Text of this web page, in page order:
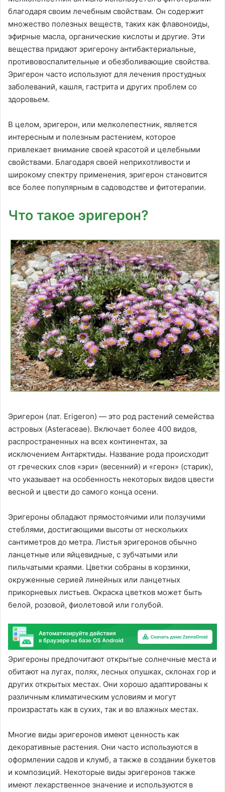
благодаря своим лечебным свойствам. Он содержит
множество полезных веществ, таких как флавоноиды,
эфирные масла, органические кислоты и другие. Эти
вещества придают эригерону антибактериальные,
противовоспалительные и обезболивающие свойства.
Эригерон часто используют для лечения простудных
заболеваний, кашля, гастрита и других проблем со
здоровьем.
В целом, эригерон, или мелколепестник, является
интересным и полезным растением, которое
привлекает внимание своей красотой и целебными
свойствами. Благодаря своей неприхотливости и
широкому спектру применения, эригерон становится
все более популярным в садоводстве и фитотерапии.
Что такое эригерон?
Эригерон (лат. Erigeron) — это род растений семейства
астровых (Asteraceae). Включает более 400 видов,
распространенных на всех континентах, за
исключением Антарктиды. Название рода происходит
от греческих слов «эри» (весенний) и «герон» (старик),
что указывает на особенность некоторых видов цвести
весной и цвести до самого конца осени.
Эригероны обладают прямостоячими или ползучими
стеблями, достигающими высоты от нескольких
сантиметров до метра. Листья эригеронов обычно
ланцетные или яйцевидные, с зубчатыми или
пильчатыми краями. Цветки собраны в корзинки,
окруженные серией линейных или ланцетных
прикорневых листьев. Окраска цветков может быть
белой, розовой, фиолетовой или голубой.
Эригероны предпочитают открытые солнечные места и
обитают на лугах, полях, лесных опушках, склонах гор и
других открытых местах. Они хорошо адаптированы к
различным климатическим условиям и могут
произрастать как в сухих, так и во влажных местах.
Многие виды эригеронов имеют ценность как
декоративные растения. Они часто используются в
оформлении садов и клумб, а также в создании букетов
и композиций. Некоторые виды эригеронов также
имеют лекарственное значение и используются в